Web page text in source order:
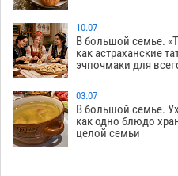
15:22
Ящерицу из астраханской
поместили на новой
монете Банка России
14:35
Буддийские святыни из
13:50
Мэрия Астрахани
зеленые зоны на
10.07
В большой семье.
как астраханские
эчпочмаки для
03.07
В большой семье.
как одно блюдо
целой семьи